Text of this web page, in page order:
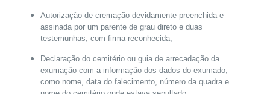
Autorização de cremação devidamente preenchida e
assinada por um parente de grau direto e duas
testemunhas, com firma reconhecida;
Declaração do cemitério ou guia de arrecadação da
exumação com a informação dos dados do exumado,
como nome, data do falecimento, número da quadra e